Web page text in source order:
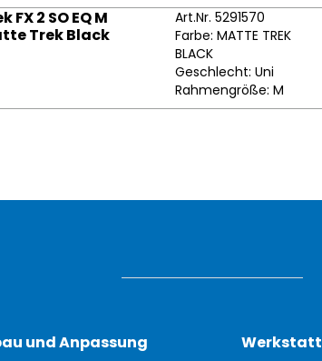
FX 2 SO EQ M
Trek Black
Art.Nr. 5291570
Farbe: MATTE TREK
BLACK
Geschlecht: Uni
Rahmengröße: M
und Anpassung Werkstatt